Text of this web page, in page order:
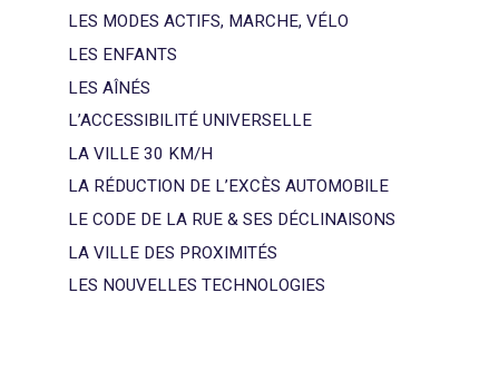
LES MODES ACTIFS, MARCHE, VÉLO
LES ENFANTS
LES AÎNÉS
L’ACCESSIBILITÉ UNIVERSELLE
LA VILLE 30 KM/H
LA RÉDUCTION DE L’EXCÈS AUTOMOBILE
LE CODE DE LA RUE & SES DÉCLINAISONS
LA VILLE DES PROXIMITÉS
LES NOUVELLES TECHNOLOGIES